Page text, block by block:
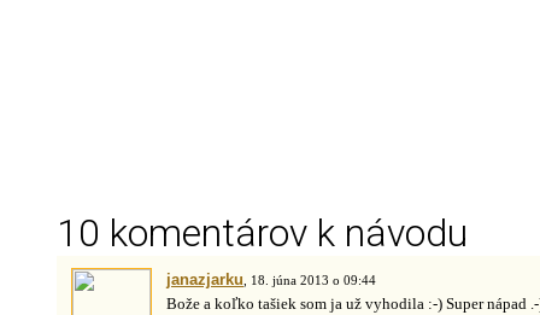
10 komentárov k návodu
janazjarku , 18. júna 2013 o 09:44
Bože a koľko tašiek som ja už vyhodila :-) Super nápad